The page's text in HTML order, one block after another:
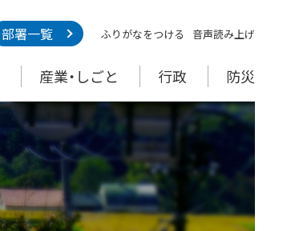
部署一覧 ふりがなをつける 音声読み上げ
産業・しごと 行政 防災